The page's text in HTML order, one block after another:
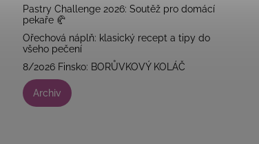
Pastry Challenge 2026: Soutěž pro domácí
pekaře 🥐
Ořechová náplň: klasický recept a tipy do
všeho pečení
8/2026 Finsko: BORŮVKOVÝ KOLÁČ
Archiv